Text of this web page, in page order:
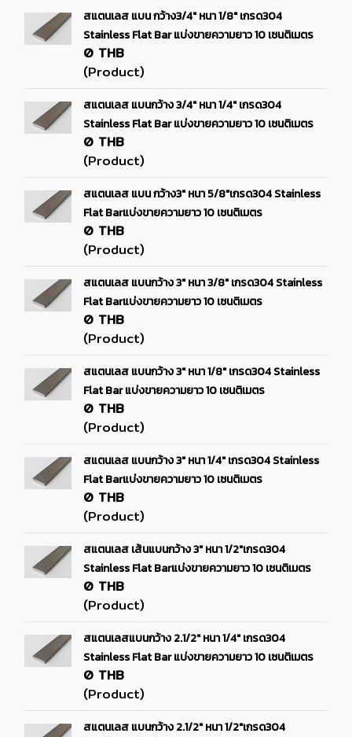
สแตนเลส แบน กว้าง3/4" หนา 1/8" เกรด304
Stainless Flat Bar แบ่งขายความยาว 10 เซนติเมตร
0 THB
(Product)
สแตนเลส แบนกว้าง 3/4" หนา 1/4" เกรด304
Stainless Flat Bar แบ่งขายความยาว 10 เซนติเมตร
0 THB
(Product)
สแตนเลส แบน กว้าง3" หนา 5/8"เกรด304 Stainless
Flat Barแบ่งขายความยาว 10 เซนติเมตร
0 THB
(Product)
สแตนเลส แบนกว้าง 3" หนา 3/8" เกรด304 Stainless
Flat Barแบ่งขายความยาว 10 เซนติเมตร
0 THB
(Product)
สแตนเลส แบนกว้าง 3" หนา 1/8" เกรด304 Stainless
Flat Bar แบ่งขายความยาว 10 เซนติเมตร
0 THB
(Product)
สแตนเลส แบนกว้าง 3" หนา 1/4" เกรด304 Stainless
Flat Barแบ่งขายความยาว 10 เซนติเมตร
0 THB
(Product)
สแตนเลส เส้นแบนกว้าง 3" หนา 1/2"เกรด304
Stainless Flat Barแบ่งขายความยาว 10 เซนติเมตร
0 THB
(Product)
สแตนเลสแบนกว้าง 2.1/2" หนา 1/4" เกรด304
Stainless Flat Bar แบ่งขายความยาว 10 เซนติเมตร
0 THB
(Product)
สแตนเลส แบนกว้าง 2.1/2" หนา 1/2"เกรด304